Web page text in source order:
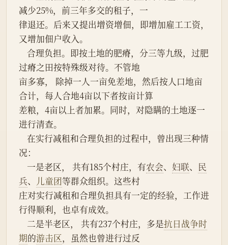
减少25%，前三年多交的租子，一
律退还。后来又提出增资增佃，即增加雇工工资，
又增加佃户收入。
过瘠之田按特殊级对待。不管地
亩多寡， 除掉一人一亩免差地，然后按人口地亩
合计，每人合地4亩以下者按亩计算
差粮，4亩以上者加累。同时，对隐瞒的土地逐一
进行清查。
况：
    一是老区， 共有185个村庄，有
农会、 妇联、 民
兵、 儿童团等群众组织。这些村
庄对实行减租和合理负担具有一定的经验，工作进
行得顺利，也卓有成效。
    二是半老区， 共有237个村庄，多是
抗日战争时
期的游击区，虽然也曾进行过反